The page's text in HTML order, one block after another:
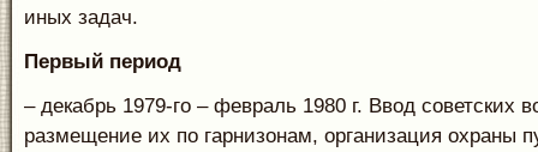
иных задач.
Первый период
– декабрь 1979-го – февраль 1980 г. Ввод советских
размещение их по гарнизонам, организация охраны